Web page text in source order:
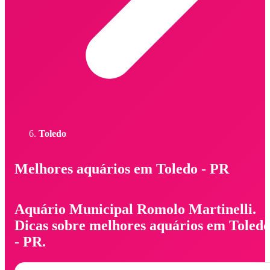
Toledo
Melhores aquários em Toledo - PR
Aquário Municipal Romolo Martinelli.
Dicas sobre melhores aquários em Toledo
- PR.